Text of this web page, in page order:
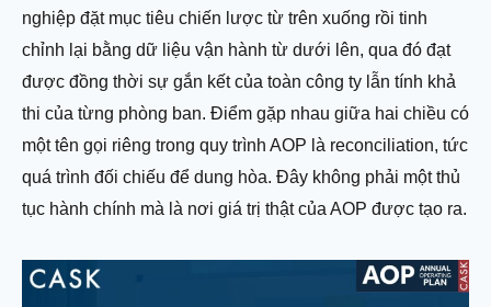
nghiệp đặt mục tiêu chiến lược từ trên xuống rồi tinh
chỉnh lại bằng dữ liệu vận hành từ dưới lên, qua đó đạt
được đồng thời sự gắn kết của toàn công ty lẫn tính khả
thi của từng phòng ban. Điểm gặp nhau giữa hai chiều có
một tên gọi riêng trong quy trình AOP là reconciliation, tức
quá trình đối chiếu để dung hòa. Đây không phải một thủ
tục hành chính mà là nơi giá trị thật của AOP được tạo ra.